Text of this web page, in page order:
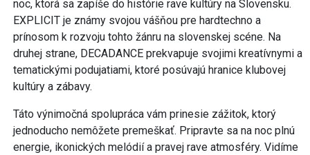
noc, ktorá sa zapíše do histórie rave kultúry na Slovensku.
EXPLICIT je známy svojou vášňou pre hardtechno a
prínosom k rozvoju tohto žánru na slovenskej scéne. Na
druhej strane, DECADANCE prekvapuje svojimi kreatívnymi a
tematickými podujatiami, ktoré posúvajú hranice klubovej
kultúry a zábavy.
Táto výnimočná spolupráca vám prinesie zážitok, ktorý
jednoducho nemôžete premeškať. Pripravte sa na noc plnú
energie, ikonických melódií a pravej rave atmosféry. Vidíme